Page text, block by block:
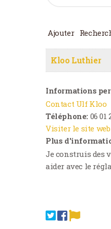
Ajouter
Kloo Luthier
Informations
Contact Ulf Kloo
Téléphone: 06 01
Visiter le site web
Plus
Je construis des
aider avec le